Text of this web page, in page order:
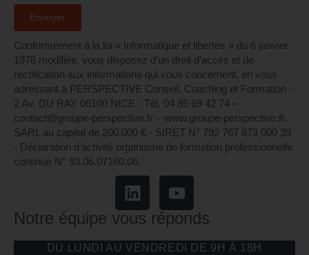
Conformément à la loi « Informatique et libertés » du 6 janvier
1978 modifiée, vous disposez d’un droit d’accès et de
rectification aux informations qui vous concernent, en vous
adressant à PERSPECTIVE Conseil, Coaching et Formation -
2 Av. DU RAY 06100 NICE - Tél. 04 85 69 42 74⁩ –
contact@groupe-perspective.fr – www.groupe-perspective.fr.
SARL au capital de 200.000 € - SIRET N° 792 767 873 000 39
- Déclaration d’activité organisme de formation professionnelle
continue N° 93.06.07160.06.
Notre équipe vous réponds
DU LUNDI AU VENDREDI DE 9H À 18H